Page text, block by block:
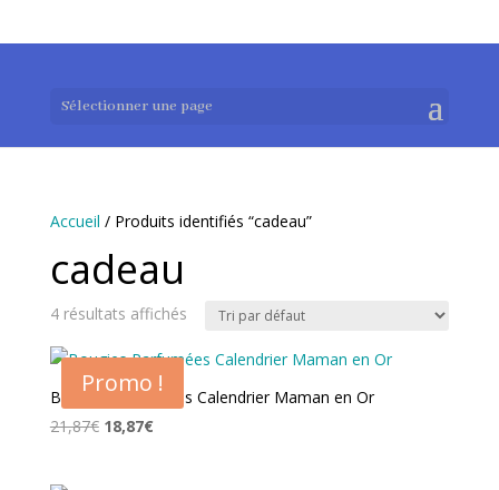
Sélectionner une page
Accueil / Produits identifiés “cadeau”
cadeau
4 résultats affichés
Promo !
Bougies Parfumées Calendrier Maman en Or
21,87€ Le
18,87€Le